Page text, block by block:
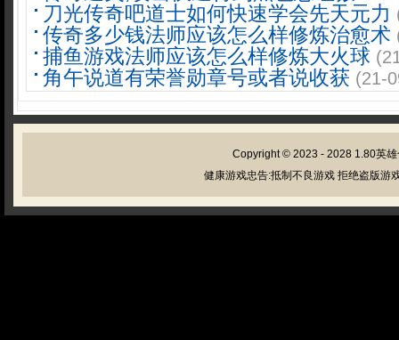
刀光传奇吧道士如何快速学会先天元力
传奇多少钱法师应该怎么样修炼治愈术
捕鱼游戏法师应该怎么样修炼大火球
角午说道有荣誉勋章号或者说收获 (21-
Copyright © 2023 - 2028 1.80英
健康游戏忠告:抵制不良游戏 拒绝盗版游